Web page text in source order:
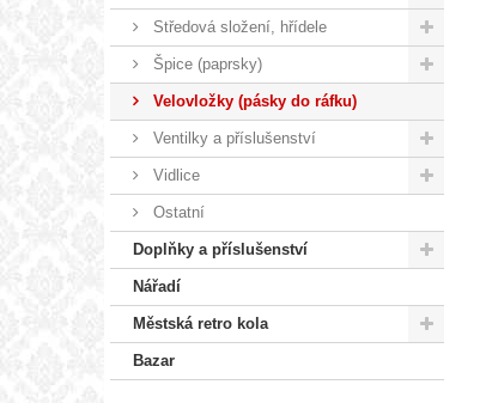
Středová složení, hřídele
Špice (paprsky)
Velovložky (pásky do ráfku)
Ventilky a příslušenství
Vidlice
Ostatní
Doplňky a příslušenství
Nářadí
Městská retro kola
Bazar